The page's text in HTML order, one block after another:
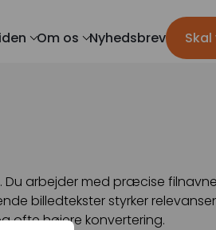
Om os Nyhedsbrev
Du arbejder med præcise
billedtekster styrker
ofte højere konvertering.